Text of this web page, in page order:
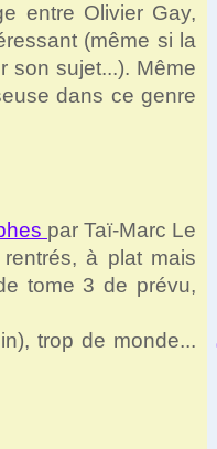
entre Olivier Gay,
(même si la
son sujet...). Même
dans ce genre
par Taï-Marc Le
à plat mais
tome 3 de prévu,
trop de monde...